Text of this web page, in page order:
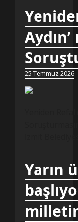
25 Temmuz 2026
Yarın